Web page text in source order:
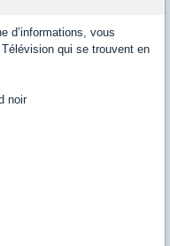
d’informations, vous
qui se trouvent en
noir